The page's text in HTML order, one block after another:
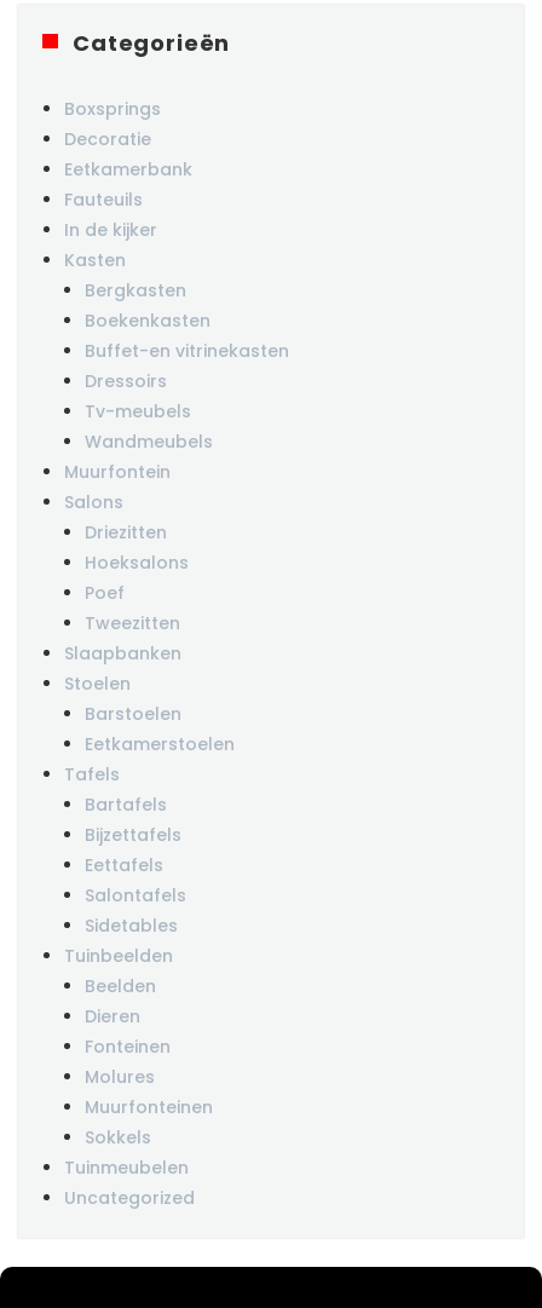
Categorieën
Boxsprings
Decoratie
Eetkamerbank
Fauteuils
In de kijker
Kasten
Bergkasten
Boekenkasten
Buffet-en vitrinekasten
Dressoirs
Tv-meubels
Wandmeubels
Muurfontein
Salons
Driezitten
Hoeksalons
Poef
Tweezitten
Slaapbanken
Stoelen
Barstoelen
Eetkamerstoelen
Tafels
Bartafels
Bijzettafels
Eettafels
Salontafels
Sidetables
Tuinbeelden
Beelden
Dieren
Fonteinen
Molures
Muurfonteinen
Sokkels
Tuinmeubelen
Uncategorized